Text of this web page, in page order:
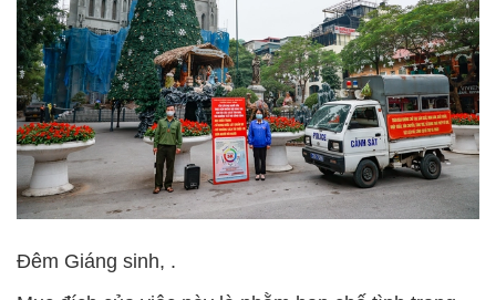
Đêm Giáng sinh, .